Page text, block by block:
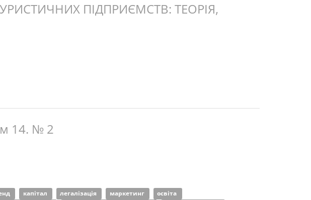
ПІДПРИЄМСТВ: ТЕОРІЯ,
14. № 2
капітал легалізація маркетинг
освіта